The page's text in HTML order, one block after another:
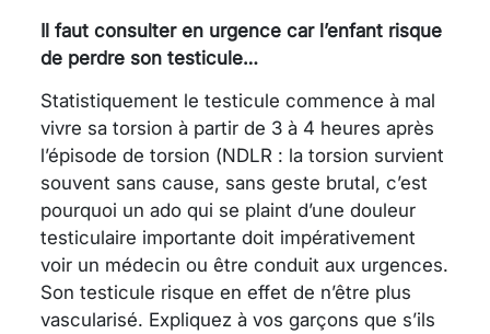
Il faut consulter en urgence car l’enfant risque
de perdre son testicule…
Statistiquement le testicule commence à mal
vivre sa torsion à partir de 3 à 4 heures après
l’épisode de torsion (NDLR : la torsion survient
souvent sans cause, sans geste brutal, c’est
pourquoi un ado qui se plaint d’une douleur
testiculaire importante doit impérativement
voir un médecin ou être conduit aux urgences.
Son testicule risque en effet de n’être plus
vascularisé. Expliquez à vos garçons que s’ils